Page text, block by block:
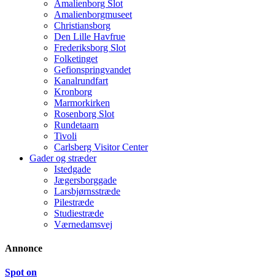
Amalienborg Slot
Amalienborgmuseet
Christiansborg
Den Lille Havfrue
Frederiksborg Slot
Folketinget
Gefionspringvandet
Kanalrundfart
Kronborg
Marmorkirken
Rosenborg Slot
Rundetaarn
Tivoli
Carlsberg Visitor Center
Gader og stræder
Istedgade
Jægersborggade
Larsbjørnsstræde
Pilestræde
Studiestræde
Værnedamsvej
Annonce
Spot on